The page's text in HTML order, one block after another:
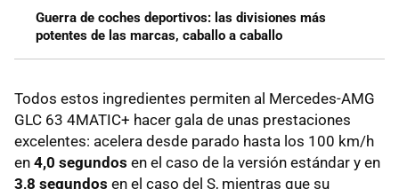
Guerra de coches deportivos: las divisiones más
potentes de las marcas, caballo a caballo
Todos estos ingredientes permiten al Mercedes-AMG
GLC 63 4MATIC+ hacer gala de unas prestaciones
excelentes: acelera desde parado hasta los 100 km/h
en 4,0 segundos en el caso de la versión estándar y en
3,8 segundos en el caso del S, mientras que su